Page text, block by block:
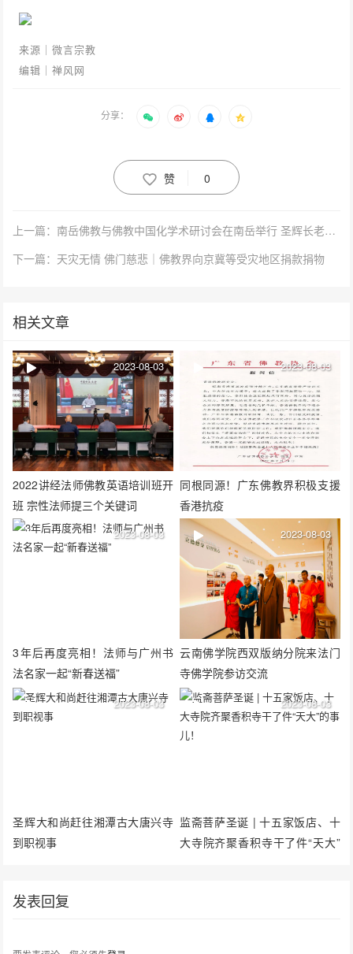
来源｜微言宗教
编辑｜禅风网
分享：
赞 0
上一篇：南岳佛教与佛教中国化学术研讨会在南岳举行 圣辉长老出席并讲话
下一篇：天灾无情 佛门慈悲｜佛教界向京冀等受灾地区捐款捐物
相关文章
2022讲经法师佛教英语培训班开
班 宗性法师提三个关键词
2023-08-03
同根同源！广东佛教界积极支援
香港抗疫
2023-08-03
3年后再度亮相！法师与广州书
法名家一起“新春送福”
2023-08-03
云南佛学院西双版纳分院来法门
寺佛学院参访交流
2023-08-03
圣辉大和尚赶往湘潭古大唐兴寺
到职视事
2023-08-03
监斋菩萨圣诞 | 十五家饭店、十
大寺院齐聚香积寺干了件“天大”
2023-08-03
发表回复